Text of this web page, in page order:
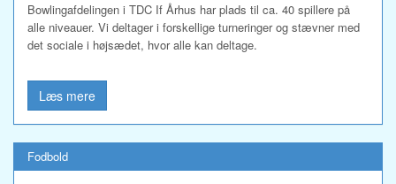
Bowlingafdelingen i TDC If Århus har plads til ca. 40 spillere på
alle niveauer. Vi deltager i forskellige turneringer og stævner med
det sociale i højsædet, hvor alle kan deltage.
Læs mere
Fodbold